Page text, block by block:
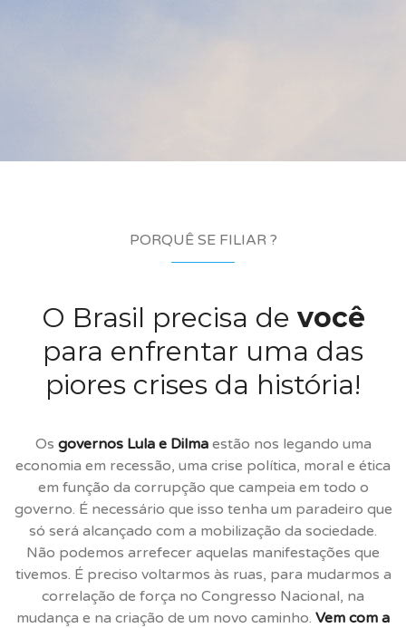
PORQUÊ SE FILIAR ?
O Brasil precisa de você
para enfrentar uma das
piores crises da história!
Os governos Lula e Dilmaestão nos legando uma
economia em recessão, uma crise política, moral e ética
em função da corrupção que campeia em todo o
governo. É necessário que isso tenha um paradeiro que
só será alcançado com a mobilização da sociedade.
Não podemos arrefecer aquelas manifestações que
tivemos. É preciso voltarmos às ruas, para mudarmos a
correlação de força no Congresso Nacional, na
mudança e na criação de um novo caminho. Vem com a